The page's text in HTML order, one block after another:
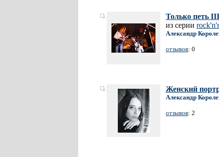
Только петь III
из серии
Александр
отзывов: 0
Женский
Александр
отзывов: 2